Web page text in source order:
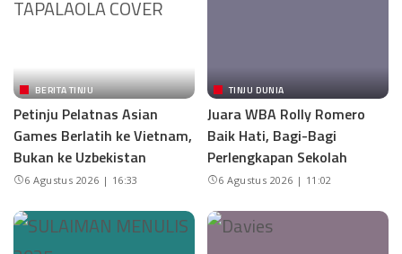
BERITA TINJU
Petinju Pelatnas Asian
Games Berlatih ke Vietnam,
Bukan ke Uzbekistan
6 Agustus 2026 | 16:33
TINJU DUNIA
Juara WBA Rolly Romero
Baik Hati, Bagi-Bagi
Perlengkapan Sekolah
6 Agustus 2026 | 11:02